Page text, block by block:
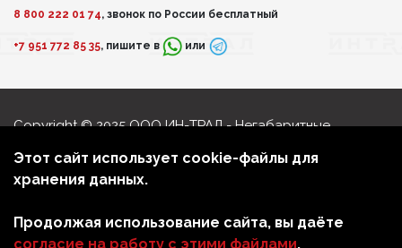
Этот сайт использует cookie-файлы для
хранения данных.
Продолжая использование сайта, вы даёте
согласие на работу с этими файлами.
8 800 222 01 74, звонок по России бесплатный
+7 951 772 85 35, пишите в или
Copyright © 2025 ООО ИН-ТРАЛ - Негабаритные
Политика обработки персональных данных